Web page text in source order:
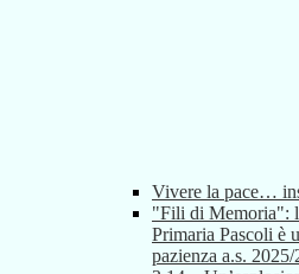
Vivere la pace…
"Fili di Memoria":
Primaria Pascoli è
pazienza a.s.